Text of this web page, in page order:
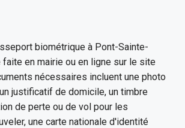
biométrique à Pont-Sainte-
faite en mairie ou en ligne sur le site
nécessaires incluent une photo
justificatif de domicile, un timbre
de perte ou de vol pour les
une carte nationale d'identité